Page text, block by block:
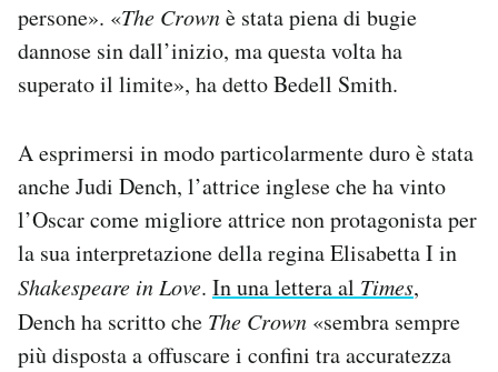
persone». «The Crownè stata piena di bugie
dannose sin dall’inizio, ma questa volta ha
superato il limite», ha detto Bedell Smith.
A esprimersi in modo particolarmente duro è stata
anche Judi Dench, l’attrice inglese che ha vinto
l’Oscar come migliore attrice non protagonista per
la sua interpretazione della regina Elisabetta I in
Shakespeare in Love. In una lettera al Times,
Dench ha scritto che The Crown «sembra sempre
più disposta a offuscare i confini tra accuratezza